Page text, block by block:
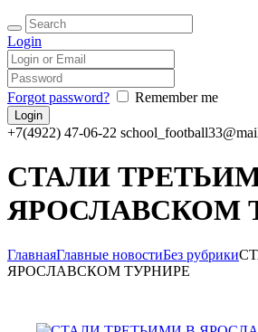
Login
Forgot password? Remember me
+7(4922) 47-06-22
СТАЛИ
ЯРОСЛАВСКОМ
ГлавнаяГлавные новостиБез рубрики
ЯРОСЛАВСКОМ ТУРНИРЕ